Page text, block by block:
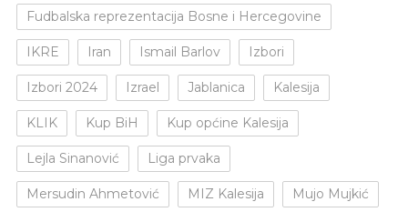
Fudbalska reprezentacija Bosne i Hercegovine
IKRE Iran Ismail Barlov Izbori
Izbori 2024 Izrael Jablanica Kalesija
KLIK Kup BiH Kup općine Kalesija
Lejla Sinanović Liga prvaka
Mersudin Ahmetović MIZ Kalesija Mujo Mujkić